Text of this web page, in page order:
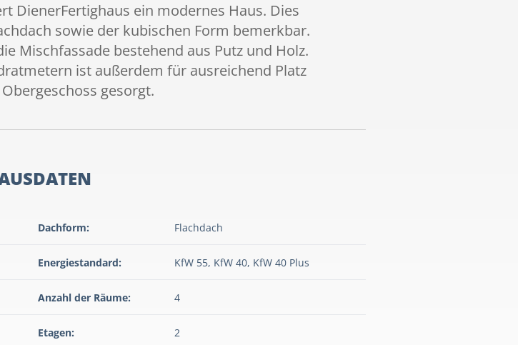
DienerFertighaus ein modernes Haus. Dies
sowie der kubischen Form bemerkbar.
Mischfassade bestehend aus Putz und Holz.
ist außerdem für ausreichend Platz
gesorgt.
Dachform: Flachdach
Energiestandard: KfW 55, KfW 40, KfW 40 Plus
Anzahl der Räume: 4
Etagen: 2